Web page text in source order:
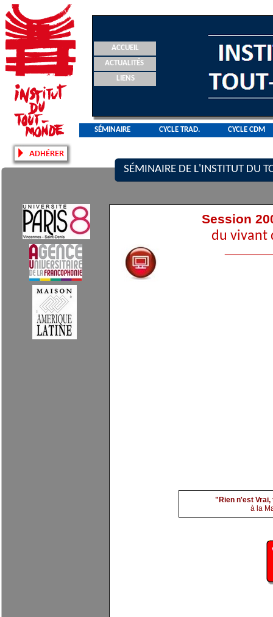
EDOUARD"Rien n'est
à la
Session
du vivant
SÉMINAIRE DE L'INSTITUT DU
SÉMINAIRE CYCLE TRAD. CYCLE CDM
ACCUEIL
ACTUALITÉS
LIENS